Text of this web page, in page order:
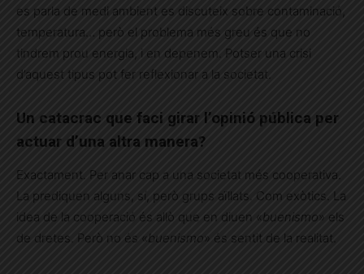
es parla de medi ambient es discuteix sobre contaminació,
temperatura… però el problema més greu és que no
tindrem prou energia, i en depenem. Potser una crisi
d’aquest tipus pot fer reflexionar a la societat.
Un catacrac que faci girar l’opinió pública per
actuar d’una altra manera?
Exactament. Per anar cap a una societat més cooperativa.
La prediquen alguns, sí, però grups aïllats. Com exòtics. La
idea de la cooperació és allò que en diuen «buenismo» els
de dretes. Però no és «buenismo» és sentit de la realitat.